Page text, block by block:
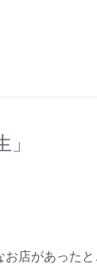
店があった